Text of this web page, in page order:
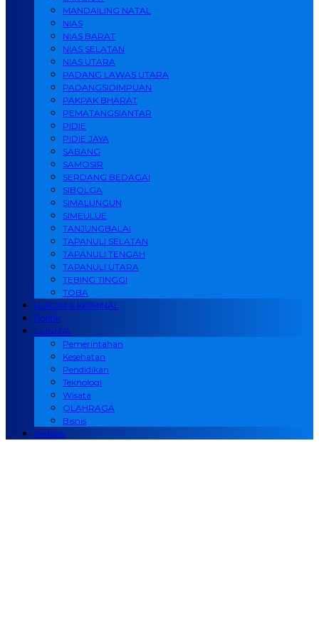
MANDAILING NATAL
NIAS
NIAS BARAT
NIAS SELATAN
NIAS UTARA
PADANG LAWAS UTARA
PADANGSIDIMPUAN
PAKPAK BHARAT
PEMATANGSIANTAR
PIDIE
PIDIE JAYA
SABANG
SAMOSIR
SERDANG BEDAGAI
SIBOLGA
SIMALUNGUN
SIMEULUE
TANJUNGBALAI
TAPANULI SELATAN
TAPANULI TENGAH
TAPANULI UTARA
TEBING TINGGI
TOBA
HUKUM & KRIMINAL
Politik
LAINNYA
Pemerintahan
Kesehatan
Pendidikan
Teknologi
Wisata
OLAHRAGA
Bisnis
Redaksi